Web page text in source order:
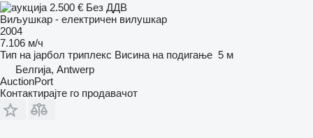
2.500 € Без ДДВ
Виљушкар - електричен вилушкар
2004
7.106 м/ч
Тип на јарбол триплекс Висина на подигање 5 м
Белгија, Antwerp
AuctionPort
Контактирајте го продавачот